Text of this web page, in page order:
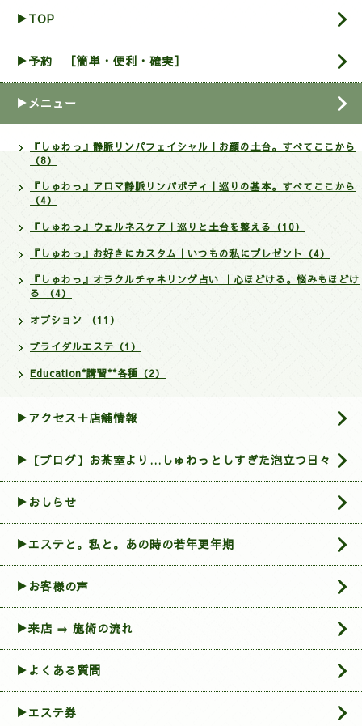
▶TOP
▶︎予約 ［簡単・便利・確実］
▶メニュー
『しゅわっ』静脈リンパフェイシャル｜お顔の土台。すべてここから
（8）
『しゅわっ』アロマ静脈リンパボディ｜巡りの基本。すべてここから
（4）
『しゅわっ』ウェルネスケア｜巡りと土台を整える（10）
『しゅわっ』お好きにカスタム｜いつもの私にプレゼント（4）
『しゅわっ』オラクルチャネリング占い ｜心ほどける。悩みもほどけ
る （4）
オプション （11）
ブライダルエステ（1）
Education*講習**各種（2）
▶アクセス＋店舗情報
▶【ブログ】お茶室より…しゅわっとしすぎた泡立つ日々
▶おしらせ
▶エステと。私と。あの時の若年更年期
▶お客様の声
▶来店 ⇒ 施術の流れ
▶よくある質問
▶エステ券